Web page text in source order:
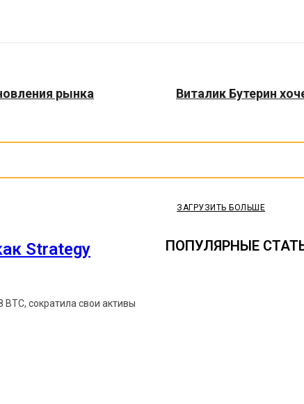
рынка
Виталик Бутерин
Strategy
сократила свои активы
ЗАГРУЗИТЬ БОЛЬШЕ
ПОПУЛЯРНЫЕ